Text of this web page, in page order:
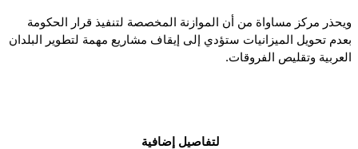
ويحذر مركز مساواة من أن الموازنة المخصصة لتنفيذ قرار الحكومة
بعدم تحويل الميزانيات ستؤدي إلى إيقاف مشاريع مهمة لتطوير البلدان
العربية وتقليص الفروقات.
لتفاصيل إضافية